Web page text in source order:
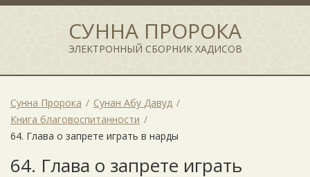
СУННА ПРОРОКА
ЭЛЕКТРОННЫЙ СБОРНИК ХАДИСОВ
Сунна Пророка
Сунан Абу Давуд
Книга благовоспитанности
64. Глава о запрете играть в нарды
64. Глава о запрете играть